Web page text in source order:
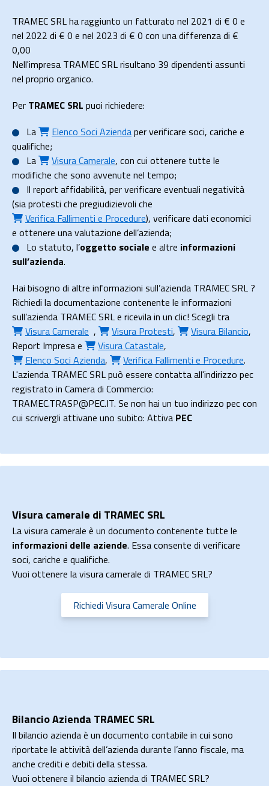
TRAMEC SRL ha raggiunto un fatturato nel 2021 di € 0 e
nel 2022 di € 0 e nel 2023 di € 0 con una differenza di €
0,00
Nell'impresa TRAMEC SRL risultano 39 dipendenti assunti
nel proprio organico.
Per TRAMEC SRL puoi richiedere:
La
Elenco Soci Aziendaper verificare soci, cariche e
qualifiche;
La
Visura Camerale, con cui ottenere tutte le
modifiche che sono avvenute nel tempo;
Il report affidabilità, per verificare eventuali negatività
(sia protesti che pregiudizievoli che
Verifica Fallimenti e Procedure), verificare dati economici
e ottenere una valutazione dell’azienda;
Lo statuto, l’oggetto sociale e altre informazioni
sull’azienda.
Hai bisogno di altre informazioni sull’azienda TRAMEC SRL ?
Richiedi la documentazione contenente le informazioni
sull’azienda TRAMEC SRL e ricevila in un clic! Scegli tra
Visura Camerale , Visura Protesti, Visura Bilancio,
Report Impresae Visura Catastale,
Elenco Soci Azienda, Verifica Fallimenti e Procedure.
L'azienda TRAMEC SRL può essere contatta all'indirizzo pec
registrato in Camera di Commercio:
TRAMEC.TRASP@PEC.IT. Se non hai un tuo indirizzo pec con
cui scrivergli attivane uno subito: Attiva PEC
Visura camerale di TRAMEC SRL
La visura camerale è un documento contenente tutte le
informazioni delle aziende. Essa consente di verificare
soci, cariche e qualifiche.
Vuoi ottenere la visura camerale di TRAMEC SRL?
Richiedi Visura Camerale Online
Bilancio Azienda TRAMEC SRL
Il bilancio azienda è un documento contabile in cui sono
riportate le attività dell’azienda durante l’anno fiscale, ma
anche crediti e debiti della stessa.
Vuoi ottenere il bilancio azienda di TRAMEC SRL?